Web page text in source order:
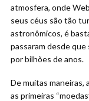
atmosfera, onde
seus céus são tão
astronômicos, é
passaram desde
por bilhões de anos.
De muitas maneiras,
as primeiras